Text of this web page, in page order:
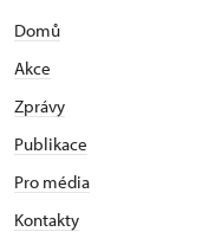
Domů
Akce
Zprávy
Publikace
Pro média
Kontakty